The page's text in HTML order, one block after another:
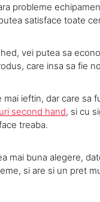
probleme
satisface toate
vei putea sa
care insa sa fie
ieftin, dar care sa
second hand, si cu
treaba.
mai buna alegere,
si are si un pret